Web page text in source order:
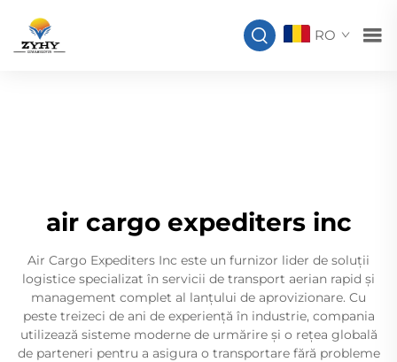
RO
air cargo expediters inc
Air Cargo Expediters Inc este un furnizor lider de soluții
logistice specializat în servicii de transport aerian rapid și
management complet al lanțului de aprovizionare. Cu
peste treizeci de ani de experiență în industrie, compania
utilizează sisteme moderne de urmărire și o rețea globală
de parteneri pentru a asigura o transportare fără probleme